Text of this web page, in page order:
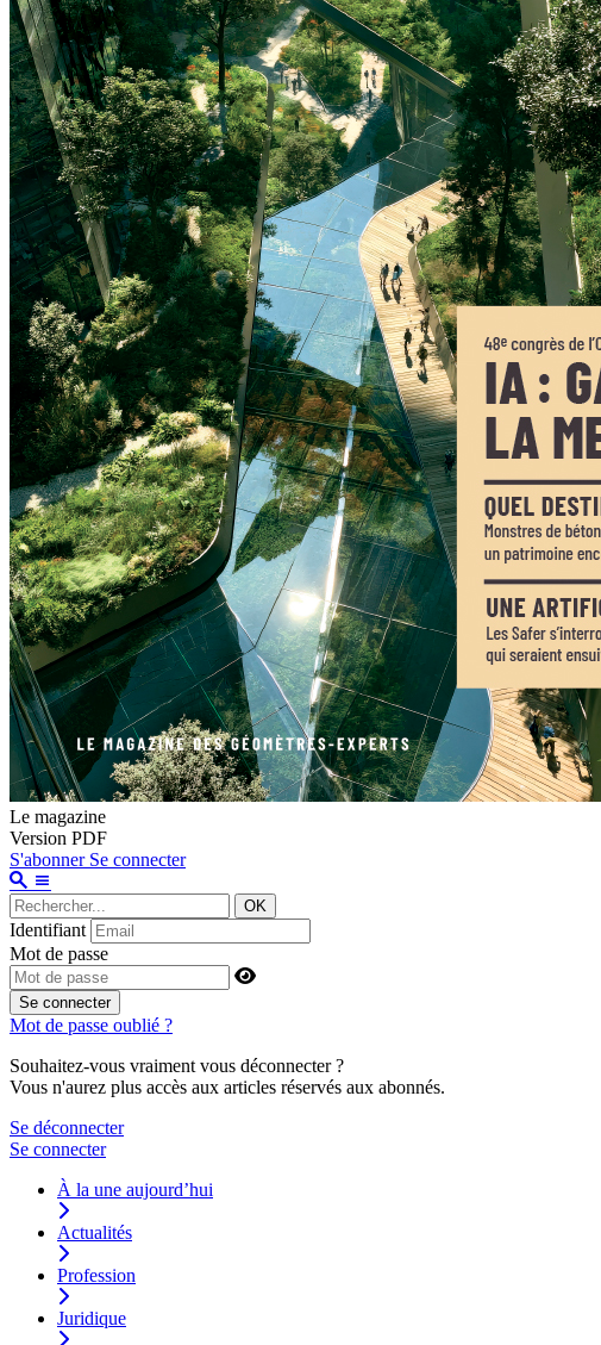
Le magazine
Version PDF
S'abonner Se connecter
OK
Identifiant
Mot de passe
Se connecter
Mot de passe oublié ?
Souhaitez-vous vraiment vous déconnecter ?
Vous n'aurez plus accès aux articles réservés aux abonnés.
Se déconnecter
Se connecter
À la une aujourd’hui
Actualités
Profession
Juridique